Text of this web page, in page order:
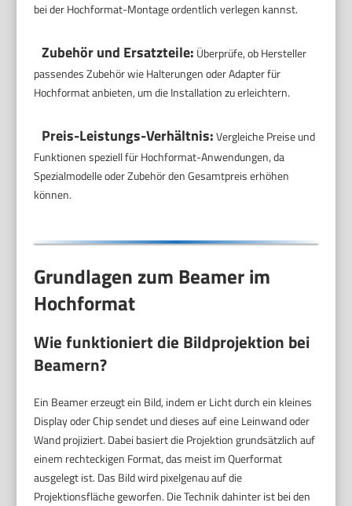
bei der Hochformat-Montage ordentlich verlegen kannst.
Zubehör und Ersatzteile: Überprüfe, ob Hersteller
passendes Zubehör wie Halterungen oder Adapter für
Hochformat anbieten, um die Installation zu erleichtern.
Preis-Leistungs-Verhältnis:Vergleiche Preise und
Funktionen speziell für Hochformat-Anwendungen, da
Spezialmodelle oder Zubehör den Gesamtpreis erhöhen
können.
Grundlagen zum Beamer im
Hochformat
Wie funktioniert die Bildprojektion bei
Beamern?
Ein Beamer erzeugt ein Bild, indem er Licht durch ein kleines
Display oder Chip sendet und dieses auf eine Leinwand oder
Wand projiziert. Dabei basiert die Projektion grundsätzlich auf
einem rechteckigen Format, das meist im Querformat
ausgelegt ist. Das Bild wird pixelgenau auf die
Projektionsfläche geworfen. Die Technik dahinter ist bei den